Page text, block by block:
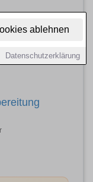
ablehnen
Datenschutzerklärung